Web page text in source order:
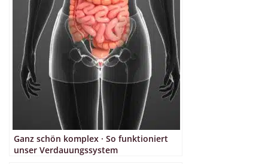
Ganz schön komplex · So funktioniert
unser Verdauungssystem